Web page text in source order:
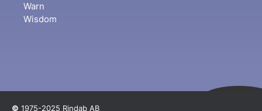
Warn
Wisdom
© 1975-2025 Rindab AB